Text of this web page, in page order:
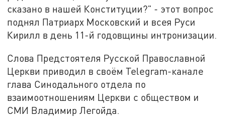
сказано в нашей Конституции?" - этот вопрос
поднял Патриарх Московский и всея Руси
Кирилл в день 11-й годовщины интронизации.
Слова Предстоятеля Русской Православной
Церкви приводил в своём Telegram-канале
глава Синодального отдела по
взаимоотношениям Церкви с обществом и
СМИ Владимир Легойда.